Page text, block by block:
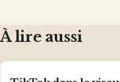
À lire aussi